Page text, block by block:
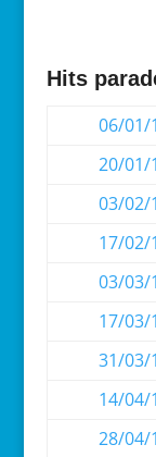
Hits
06/01/
20/01/
03/02/
17/02/
03/03/
17/03/
31/03/
14/04/
28/04/